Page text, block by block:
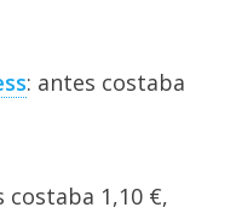
: antes costaba
costaba 1,10 €,